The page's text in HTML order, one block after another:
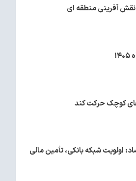
آفرینی منطقه ای
کوچک حرکت کند
اولویت شبکه بانکی، تأمین مالی